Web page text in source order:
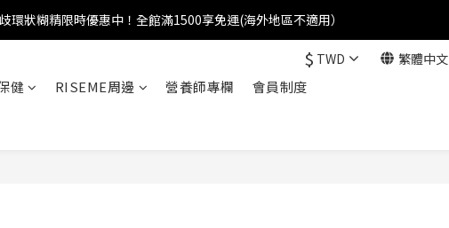
環狀糊精限時優惠中！全館滿1500享免運(海外地區不適用）
$ TWD 繁體中文
健 RISEME周邊 營養師專欄
會員制度